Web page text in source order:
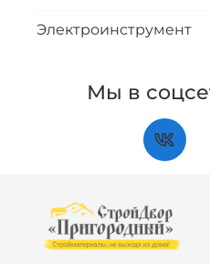
Электроинструмент
Мы в